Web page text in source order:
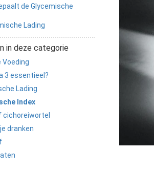
de Glycemische
Lading
in deze categorie
Voeding
3 essentieel?
Lading
Index
cichoreiwortel
dranken